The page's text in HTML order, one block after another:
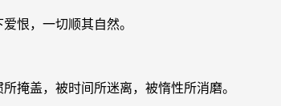
恨，一切顺其自然。
掩盖，被时间所迷离，被惰性所消磨。